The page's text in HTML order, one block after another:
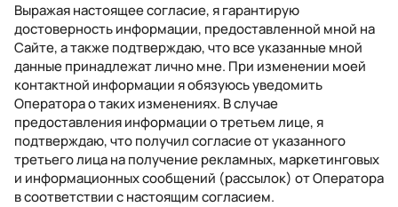
Выражая настоящее согласие, я гарантирую
достоверность информации, предоставленной мной на
Сайте, а также подтверждаю, что все указанные мной
данные принадлежат лично мне. При изменении моей
контактной информации я обязуюсь уведомить
Оператора о таких изменениях. В случае
предоставления информации о третьем лице, я
подтверждаю, что получил согласие от указанного
третьего лица на получение рекламных, маркетинговых
и информационных сообщений (рассылок) от Оператора
в соответствии с настоящим согласием.